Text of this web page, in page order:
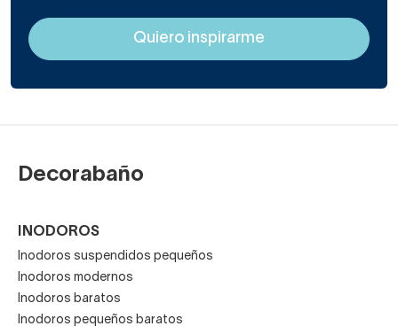
Decorabaño
INODOROS
Inodoros suspendidos pequeños
Inodoros modernos
Inodoros baratos
Inodoros pequeños baratos